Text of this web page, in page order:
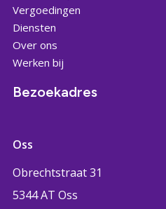
Vergoedingen
Diensten
Over ons
Werken bij
Bezoekadres
Oss
Obrechtstraat 31
5344 AT Oss